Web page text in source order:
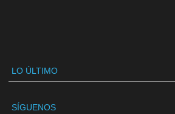
LO ÚLTIMO
SÍGUENOS